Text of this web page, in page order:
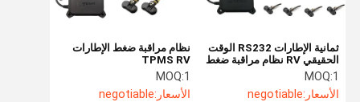
نظام مراقبة ضغط الإطارات
TPMS RV
MOQ:1
الأسعار:negotiable
ثمانية الإطارات RS232 الوقت
الحقيقي RV نظام مراقبة ضغط
الإطارات
MOQ:1
الأسعار:negotiable